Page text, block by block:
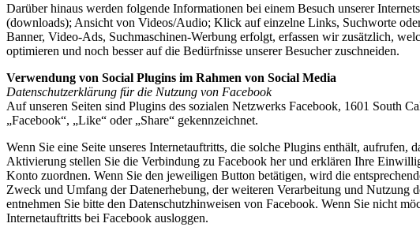
Darüber hinaus werden folgende Informationen bei einem Besuch unserer
(downloads); Ansicht von Videos/Audio; Klick auf einzelne Links, Suchworte
Banner, Video-Ads, Suchmaschinen-Werbung erfolgt, erfassen wir zusätzlich,
optimieren und noch besser auf die Bedürfnisse unserer Besucher zuschneiden.
Verwendung von Social Plugins im Rahmen von Social Media
Datenschutzerklärung für die Nutzung von Facebook
Auf unseren Seiten sind Plugins des sozialen Netzwerks Facebook, 1601 South
„Facebook“, „Like“ oder „Share“ gekennzeichnet.
Wenn Sie eine Seite unseres Internetauftritts, die solche Plugins enthält,
Aktivierung stellen Sie die Verbindung zu Facebook her und erklären Ihre
Konto zuordnen. Wenn Sie den jeweiligen Button betätigen, wird die
Zweck und Umfang der Datenerhebung, der weiteren Verarbeitung und Nutzung
entnehmen Sie bitte den Datenschutzhinweisen von Facebook. Wenn Sie nicht
Internetauftritts bei Facebook ausloggen.